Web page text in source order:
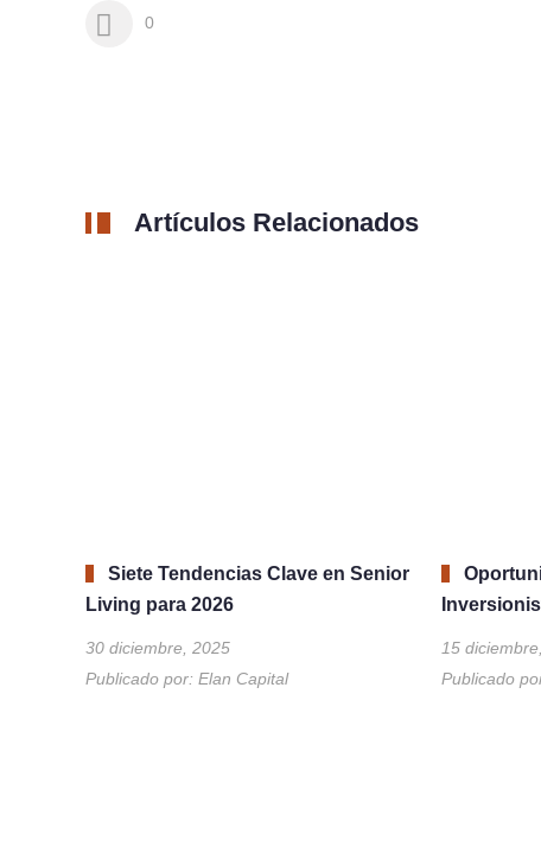
0
Artículos Relacionados
Siete Tendencias Clave en Senior
Living para 2026
30 diciembre, 2025
Publicado por: Elan Capital
15
Publicado